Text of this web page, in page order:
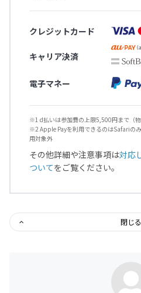
クレジットカード
キャリア決済
電子マネー
※1 d払いは参加費の上限5,500円まで（物
※2 Apple Payを利用できるのはSafariの
用対象外
その他詳細や注意事項は対応
ついてをご覧ください。
閉じる